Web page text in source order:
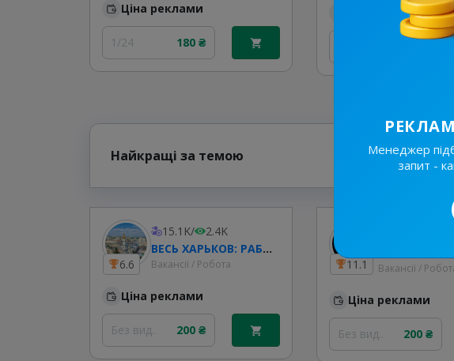
Ціна реклами
1/24 180 ₴
Ціна реклами
Найкращі за темою
6.6
15.1K/
2.4K
ВЕСЬ ХАРЬКОВ: РАБОТА В ХАРЬКОВЕ & УСЛУГИ
Вакансії / Робота
Ціна реклами
Без вид.. 200 ₴
11.1 Вакансії /
Ціна реклами
Без вид.. 200 ₴
Менеджер
запит -